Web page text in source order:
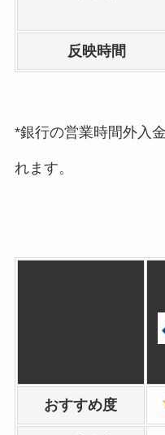
反映時間
*銀行の営業時間外入
れます。
おすすめ度